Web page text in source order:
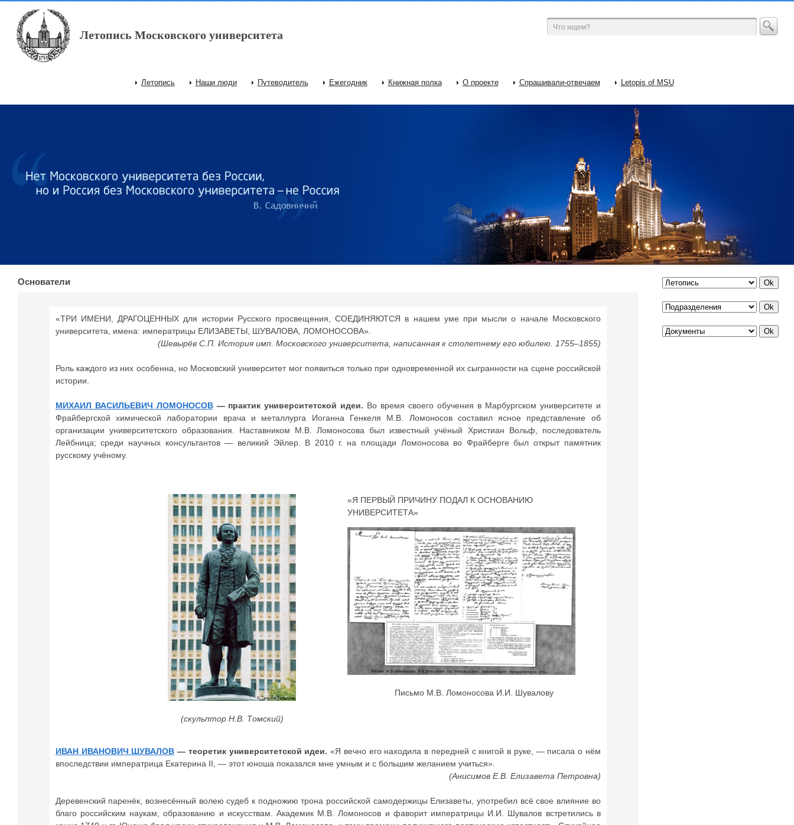
Перейти к основному содержанию
Летопись Московского университета
Главное меню
Летопись Наши люди Путеводитель Ежегодник Книжная полка О проекте Спрашивали-отвечаем Letopis of MSU
Основатели
«ТРИ ИМЕНИ, ДРАГОЦЕННЫХ для истории Русского просвещения, СОЕДИНЯЮТСЯ в нашем уме при мысли о начале Московского
университета, имена: императрицы ЕЛИЗАВЕТЫ, ШУВАЛОВА, ЛОМОНОСОВА».
(Шевырёв С.П. История имп. Московского университета, написанная к столетнему его юбилею. 1755–1855)
Роль каждого из них особенна, но Московский университет мог появиться только при одновременной их сыгранности на сцене российской
истории.
МИХАИЛ ВАСИЛЬЕВИЧ ЛОМОНОСОВ— практик университетской идеи. Во время своего обучения в Марбургском университете и
Фрайбергской химической лаборатории врача и металлурга Иоганна Генкеля М.В. Ломоносов составил ясное представление об
организации университетского образования. Наставником М.В. Ломоносова был известный учёный Христиан Вольф, последователь
Лейбница; среди научных консультантов — великий Эйлер. В 2010 г. на площади Ломоносова во Фрайберге был открыт памятник
русскому учёному.
(скульптор Н.В. Томский)
«Я ПЕРВЫЙ ПРИЧИНУ ПОДАЛ К ОСНОВАНИЮ
УНИВЕРСИТЕТА»
Письмо М.В. Ломоносова И.И. Шувалову
ИВАН ИВАНОВИЧ ШУВАЛОВ — теоретик университетской идеи.«Я вечно его находила в передней с книгой в руке, — писала о нём
впоследствии императрица Екатерина II, — этот юноша показался мне умным и с большим желанием учиться».
(Анисимов Е.В. Елизавета Петровна)
Деревенский паренёк, вознесённый волею судеб к подножию трона российской самодержицы Елизаветы, употребил всё свое влияние во
благо российским наукам, образованию и искусствам. Академик М.В. Ломоносов и фаворит императрицы И.И. Шувалов встретились в